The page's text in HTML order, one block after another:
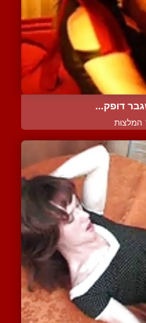
דופק...